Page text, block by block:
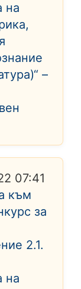
на
–
07:41
към
за
2.1.
на